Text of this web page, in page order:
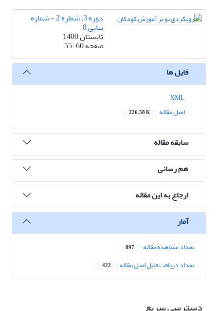
دوره 3، شماره 2 - شماره
پیاپی 8
تابستان 1400
صفحه55-60
فایل ها
اصل مقاله
226.58 K
سابقه مقاله
هم رسانی
ارجاع به این مقاله
آمار
تعداد مشاهده مقاله 897
تعداد دریافت فایل اصل مقاله 422